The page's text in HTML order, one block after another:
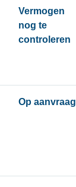
Vermogen
nog te
controleren
Op aanvraag